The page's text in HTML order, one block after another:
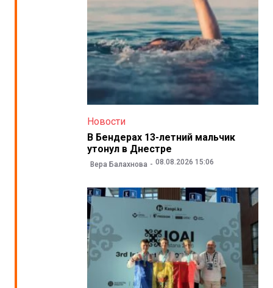
Новости
В Бендерах 13-летний мальчик
утонул в Днестре
Вера Балахнова 08.08.2026 15:06